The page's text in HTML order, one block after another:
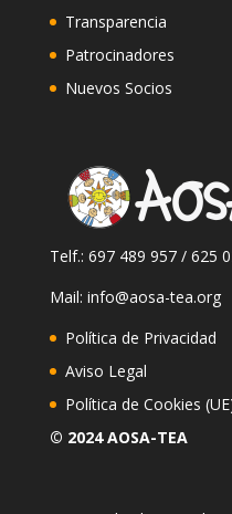
Transparencia
Patrocinadores
Nuevos Socios
Telf.: 697 489 957 / 625
Mail: info@aosa-tea.org
Política de Privacidad
Aviso Legal
Política de Cookies
© 2024 AOSA-TEA